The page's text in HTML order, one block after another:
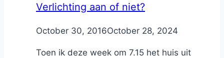
Verlichting aan of niet?
ByNicole
October 30, 2016October 28, 2024
Toen ik deze week om 7.15 het huis uit